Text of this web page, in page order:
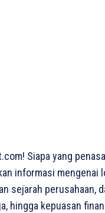
Siapa yang
informasi mengenai
sejarah perusahaan,
hingga kepuasan